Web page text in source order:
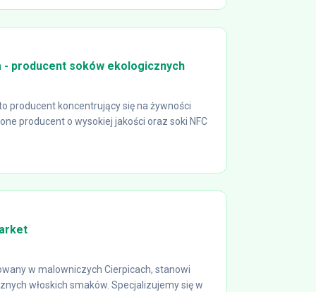
- producent soków ekologicznych
producent koncentrujący się na żywności
producent o wysokiej jakości oraz soki NFC
w malowniczych Cierpicach, stanowi
włoskich smaków. Specjalizujemy się w